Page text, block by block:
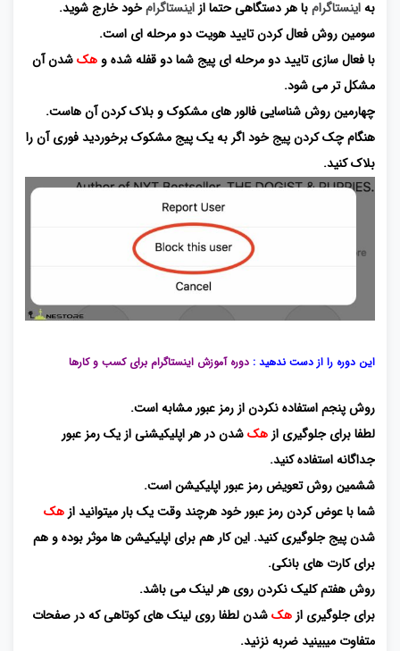
بهاینستاگرامبا هر دستگاهی حتما از اینستاگرامخود خارج شوید.
سومین روش فعال کردن تایید هویت دو مرحله ای است.
با فعال سازی تایید دو مرحله ای پیج شما دو قفله شده و هکشدن آن
مشکل تر می شود.
چهارمین روش شناسایی فالور های مشکوک و بلاک کردن آن هاست.
هنگام چک کردن پیج خود اگر به یک پیج مشکوک برخوردید فوری آن را
بلاک کنید.
این دوره را از دست ندهید : دوره آموزش اینستاگرام برای کسب و کارها
روش پنجم استفاده نکردن از رمز عبور مشابه است.
لطفا برای جلوگیری از هکشدن در هر اپلیکیشنی از یک رمز عبور
جداگانه استفاده کنید.
ششمین روش تعویض رمز عبور اپلیکیشن است.
شما با عوض کردن رمز عبور خود هرچند وقت یک بار میتوانید از هک
شدن پیج جلوگیری کنید. این کار هم برای اپلیکیشن ها موثر بوده و هم
برای کارت های بانکی.
روش هفتم کلیک نکردن روی هر لینک می باشد.
برای جلوگیری از هکشدن لطفا روی لینک های کوتاهی که در صفحات
متفاوت میبینید ضربه نزنید.